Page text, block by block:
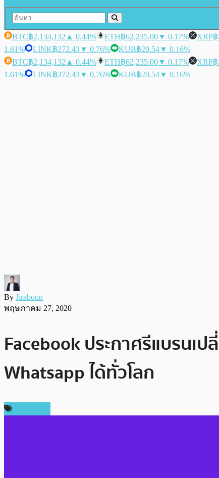
BTC฿2,134,132 ▲ 0.44% ETH฿62,235.00▼ 0.17% XRP฿
1.61%
LINK฿272.43▼ 0.76% KUB฿20.54▼ 0.16%
BTC฿2,134,132 ▲ 0.44% ETH฿62,235.00▼ 0.17% XRP฿
1.61%
LINK฿272.43▼ 0.76% KUB฿20.54▼ 0.16%
By Jiraboon
พฤษภาคม 27, 2020
Facebook ประกาศรีแบรนเ
Whatsapp ได้ทั่วโลก